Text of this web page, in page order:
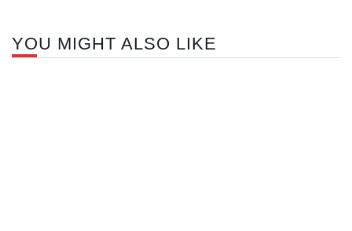
YOU MIGHT ALSO LIKE